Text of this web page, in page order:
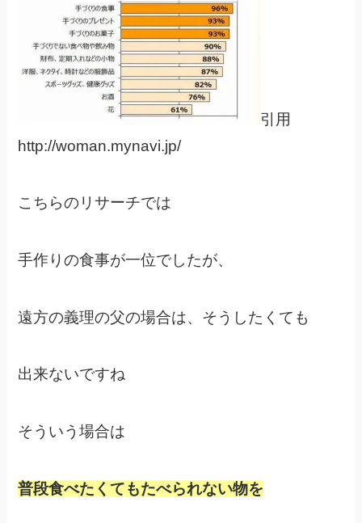
引用
http://woman.mynavi.jp/
こちらのリサーチでは
手作りの食事が一位でしたが、
遠方の義理の父の場合は、そうしたくても
出来ないですね
そういう場合は
普段食べたくてもたべられない物を